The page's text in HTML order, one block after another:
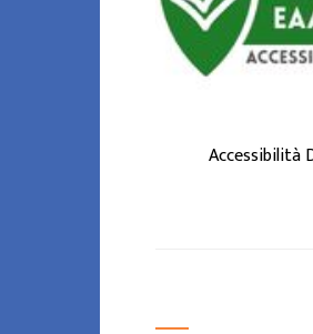
Accessibilità